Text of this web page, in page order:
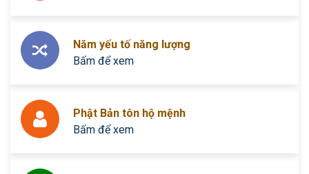
Năm yếu tố năng lượng
Bấm để xem
Phật Bản tôn hộ mệnh
Bấm để xem